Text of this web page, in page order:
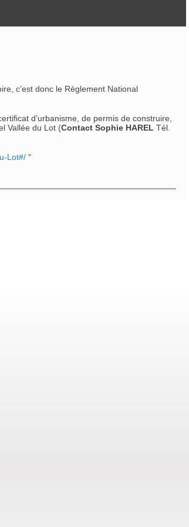
c’est donc le Règlement National
d’urbanisme, de permis de construire,
Vallée du Lot (Contact Sophie HAREL Tél.
Lot#/ "